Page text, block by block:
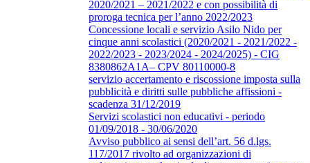
2020/2021 – 2021/2022 e con possibilità di
proroga tecnica per l’anno 2022/2023
Concessione locali e servizio Asilo Nido per
cinque anni scolastici (2020/2021 - 2021/2022 -
2022/2023 - 2023/2024 - 2024/2025) - CIG
8380862A1A– CPV 80110000-8
servizio accertamento e riscossione imposta sulla
pubblicità e diritti sulle pubbliche affissioni -
scadenza 31/12/2019
Servizi scolastici non educativi - periodo
01/09/2018 - 30/06/2020
Avviso pubblico ai sensi dell’art. 56 d.lgs.
117/2017 rivolto ad organizzazioni di